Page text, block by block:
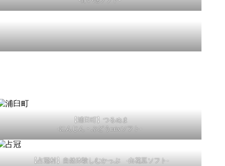
【浦臼町】つるぬま
-にんじん・ぶどうmixソフト-
【占冠村】自然体験しむかっぷ -白花豆ソフト-